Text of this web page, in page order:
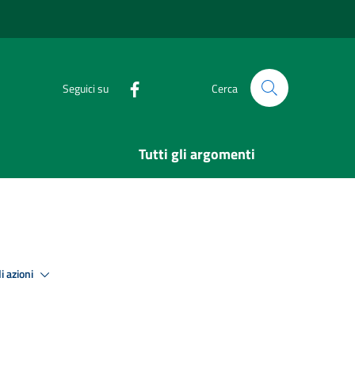
Seguici su Cerca
Tutti gli argomenti
azioni